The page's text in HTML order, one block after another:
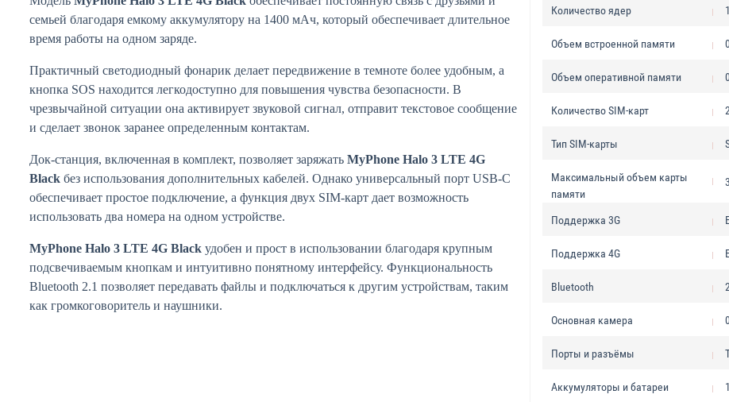
семьей благодаря емкому аккумулятору на 1400 мАч, который обеспечивает длительное
время работы на одном заряде.
Практичный светодиодный фонарик делает передвижение в темноте более удобным, а
кнопка SOS находится легкодоступно для повышения чувства безопасности. В
чрезвычайной ситуации она активирует звуковой сигнал, отправит текстовое сообщение
и сделает звонок заранее определенным контактам.
Док-станция, включенная в комплект, позволяет заряжать MyPhone Halo 3 LTE 4G
Black без использования дополнительных кабелей. Однако универсальный порт USB-C
обеспечивает простое подключение, а функция двух SIM-карт дает возможность
использовать два номера на одном устройстве.
MyPhone Halo 3 LTE 4G Black удобен и прост в использовании благодаря крупным
подсвечиваемым кнопкам и интуитивно понятному интерфейсу. Функциональность
Bluetooth 2.1 позволяет передавать файлы и подключаться к другим устройствам, таким
как громкоговоритель и наушники.
Количество ядер
Объем встроенной памяти
Объем оперативной памяти
Количество SIM-карт 2
Тип SIM-карты
Максимальный объем карты
памяти
Поддержка 3G
Поддержка 4G
Bluetooth
Основная камера
Порты и разъёмы
Аккумуляторы и батареи